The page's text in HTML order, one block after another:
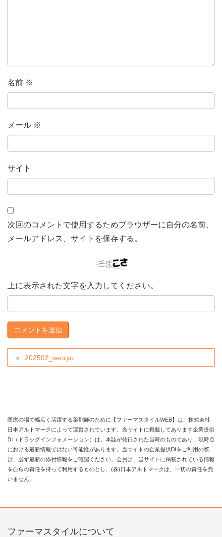
名前 ※
メール ※
サイト
次回のコメントで使用するためブラウザーに自分の名前、
メールアドレス、サイトを保存する。
上に表示された文字を入力してください。
202502_senryu
医療の場で幅広く活躍する薬剤師のために【ファーマスタイルWEB】は、株式会社
日本アルトマークによって運営されています。当サイトに掲載してあります企業提供
DI（ドラッグインフォメーション）は、本誌が発行された当時のものであり、現時点
における最新情報ではない可能性があります。当サイトの企業提供DIをご利用の際
は、必ず最新の添付情報をご確認ください。会員は、当サイトに掲載されている情報
を自らの責任を持って利用するものとし、(株)日本アルトマークは、一切の責任を負
いません。
ファーマスタイルについて